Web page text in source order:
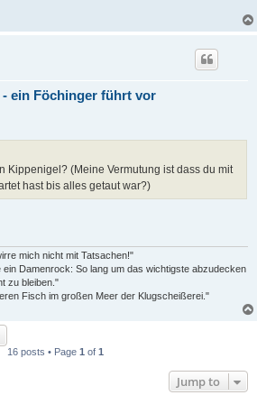
ein Föchinger führt vor
Kippenigel? (Meine Vermutung ist dass du mit
hast bis alles getaut war?)
mich nicht mit Tatsachen!"
Damenrock: So lang um das wichtigste abzudecken
zu bleiben."
Fisch im großen Meer der Klugscheißerei."
16 posts • Page 1 of 1
Jump to